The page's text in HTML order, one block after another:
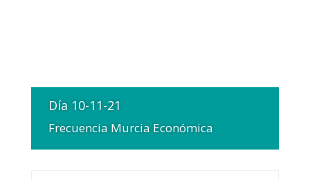
Día 10-11-21
Frecuencia Murcia Económica